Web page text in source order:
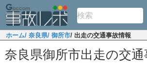
ホーム/ 奈良県/ 御所市/ 出走の交通事故情報
奈良県御所市出走の交通